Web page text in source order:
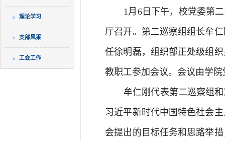
理论学习
支部风采
工会工作
1月6日下午，校党委第
厅召开。第二巡察组组长牟
任徐明磊，组织部正处级组
教职工参加会议。会议由学
牟仁刚代表第二巡察组
习近平新时代中国特色社会
会提出的目标任务和思路举